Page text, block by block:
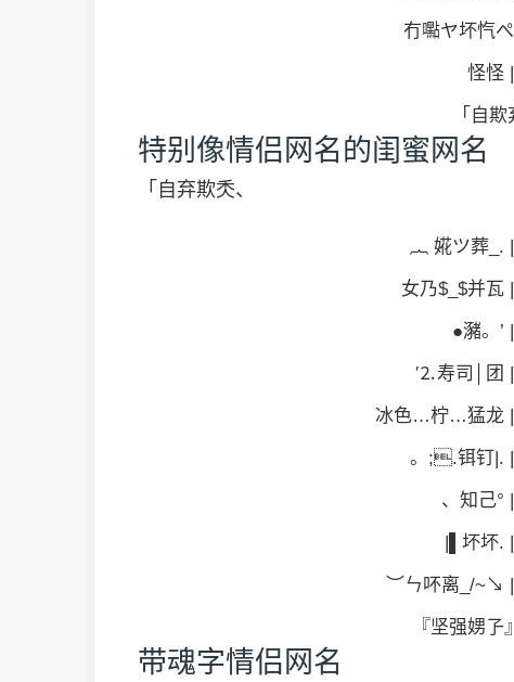
冇嚸ヤ坏忾
怪怪
「自
特别像情侣网名的闺蜜网名
「自弃欺秂、
︷ 婲ツ葬_.
女乃$_$并瓦
●瀦。’
′⒉寿司│团
冰色…柠…猛龙
。;.铒钉|.
、知己°
|▌坏坏.
︶ㄣ吥离_/~↘
『坚强娚
带魂字情侣网名